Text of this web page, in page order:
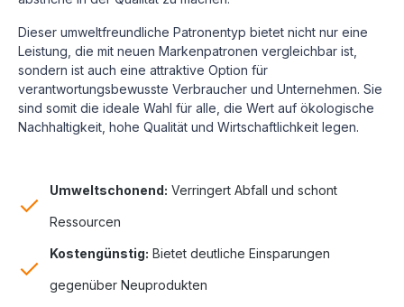
Dieser umweltfreundliche Patronentyp bietet nicht nur eine
Leistung, die mit neuen Markenpatronen vergleichbar ist,
sondern ist auch eine attraktive Option für
verantwortungsbewusste Verbraucher und Unternehmen. Sie
sind somit die ideale Wahl für alle, die Wert auf ökologische
Nachhaltigkeit, hohe Qualität und Wirtschaftlichkeit legen.
Umweltschonend: Verringert Abfall und schont
Ressourcen
Kostengünstig: Bietet deutliche Einsparungen
gegenüber Neuprodukten